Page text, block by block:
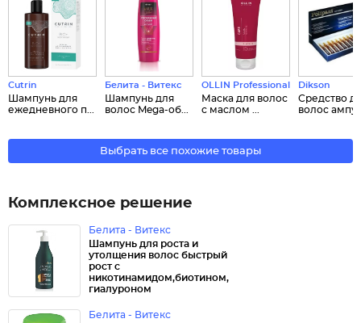
Cutrin
Шампунь для
ежедневного п...
Белита - Витекс
Шампунь для
волос Mega-об...
OLLIN Professional
Маска для волос
с маслом ...
Dikson
Средство
волос
Выбрать все похожие товары
Комплексное решение
Белита - Витекс
Шампунь для роста и
утолщения волос быстрый
рост с
никотинамидом,биотином,
гиалуроном
Белита - Витекс